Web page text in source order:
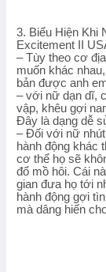
3. Biểu Hiện Khi
Excitement II
– Tùy theo cơ
muốn khác
bản được anh
– với nữ dạn dĩ,
vập, khêu gợi
Đây là dạng dễ
– Đối với nữ
hành động khác
cơ thể họ sẽ
đổ mồ hôi. Cái
gian đưa họ tới
hành động gợi
mà dâng hiến